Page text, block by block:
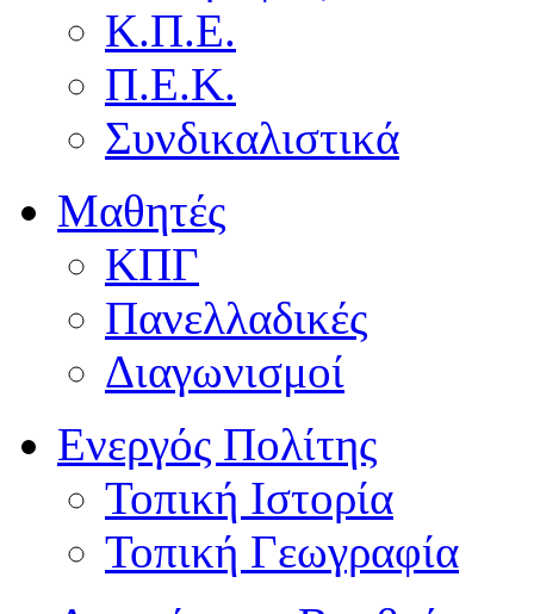
Κ.Π.Ε.
Π.Ε.Κ.
Συνδικαλιστικά
Μαθητές
ΚΠΓ
Πανελλαδικές
Διαγωνισμοί
Ενεργός Πολίτης
Τοπική Ιστορία
Τοπική Γεωγραφία